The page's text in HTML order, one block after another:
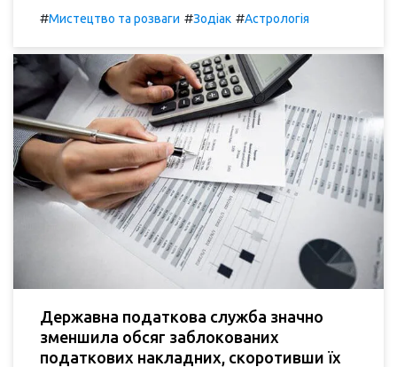
#Мистецтво та розваги #Зодіак #Астрологія
Державна податкова служба значно
зменшила обсяг заблокованих
податкових накладних, скоротивши їх